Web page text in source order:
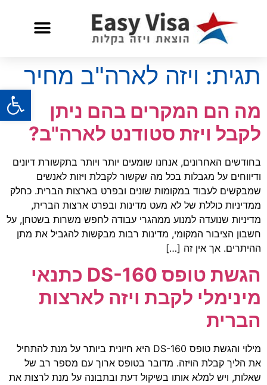
תגית: ויזה לארה"ב מחיר
מה הם המקרים בהם ניתן
לקבל ויזת סטודנט לארה"ב?
בחודשים האחרונים, אנחנו שומעים יותר ויותר בתקשורת דיונים
ודיווחים על מגבלות בכל מה שקשור לקבלת ויזות לאנשים
שמבקשים לעבוד במקומות שונים ובפרט בארצות הברית. כחלק
ממדיניות כוללת של לא מעט מדינות ובפרט ארצות הברית,
מדיניות שנועדה למנוע ממהגרי עבודה לחפש משרות בשטחן, על
חשבון הציבור המקומי, מדינות רבות מבקשות להגביל את מתן
ההיתרים. אך אין זה […]
הגשת טופס DS-160 כתנאי
מינימלי לקבת ויזה לארצות
הברית
מילוי והגשת טופס DS-160 היא חיונית ביותר על מנת להתחיל
את הליך קבלת הויזה. מדובר בטופס ארוך עם מספר רב של
שאלות, ויש למלא אותו בשיקול דעת ובתבונה על מנת לרצות את